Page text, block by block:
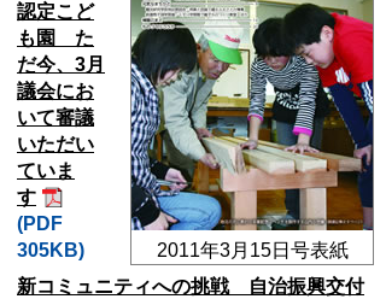
2011年3月15日号表紙
認定こど
も園 た
だ今、3月
議会にお
いて審議
いただい
ていま
す
(PDF
305KB)
新コミュニティへの挑戦 自治振興交付